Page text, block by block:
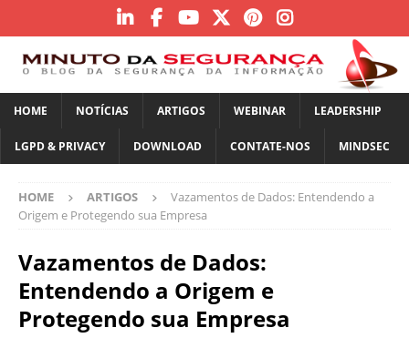
HOME NOTÍCIAS ARTIGOS WEBINAR LEADERSHIP
LGPD & PRIVACY DOWNLOAD CONTATE-NOS MINDSEC
HOME ARTIGOS
Vazamentos de Dados: Entendendo a
Origem e Protegendo sua Empresa
Vazamentos de Dados:
Entendendo a Origem e
Protegendo sua Empresa